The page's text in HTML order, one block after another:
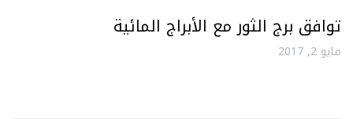
توافق برج الثور مع الأبراج المائية
مايو 2, 2017